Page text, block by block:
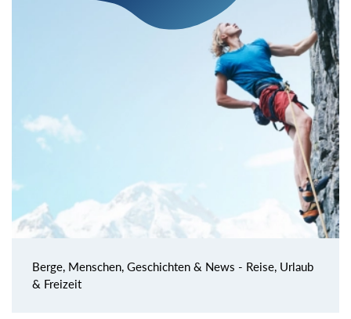
Berge, Menschen, Geschichten & News - Reise, Urlaub
& Freizeit